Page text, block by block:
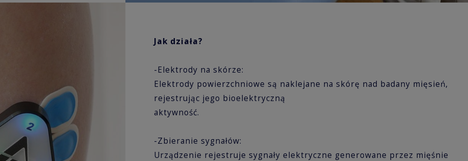
Jak działa?
-Elektrody na skórze:
Elektrody powierzchniowe są naklejane na skórę nad badany mięsień,
rejestrując jego bioelektryczną
aktywność.
-Zbieranie sygnałów:
Urządzenie rejestruje sygnały elektryczne generowane przez mięśnie